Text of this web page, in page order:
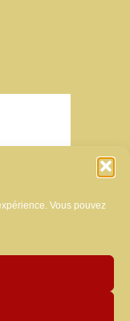
Vous pouvez